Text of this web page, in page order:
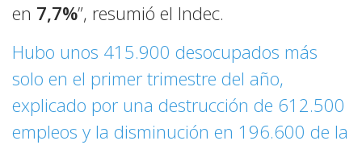
en 7,7%”, resumió el Indec.
Hubo unos 415.900 desocupados más
solo en el primer trimestre del año,
explicado por una destrucción de 612.500
empleos y la disminución en 196.600 de la